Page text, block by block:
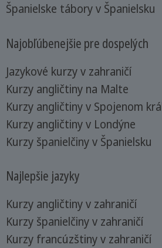
Španielske tábory v Španielsku
Najobľúbenejšie pre dospelých
Jazykové kurzy v zahraničí
Kurzy angličtiny na Malte
Kurzy angličtiny v Spojenom
Kurzy angličtiny v Londýne
Kurzy španielčiny v Španielsku
Najlepšie jazyky
Kurzy angličtiny v zahraničí
Kurzy španielčiny v zahraničí
Kurzy francúzštiny v zahraničí